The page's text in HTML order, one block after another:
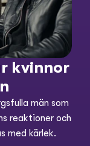
kvinnor
män som
reaktioner och
med kärlek.